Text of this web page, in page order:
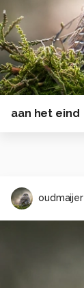
aan het eind
oudmaijer